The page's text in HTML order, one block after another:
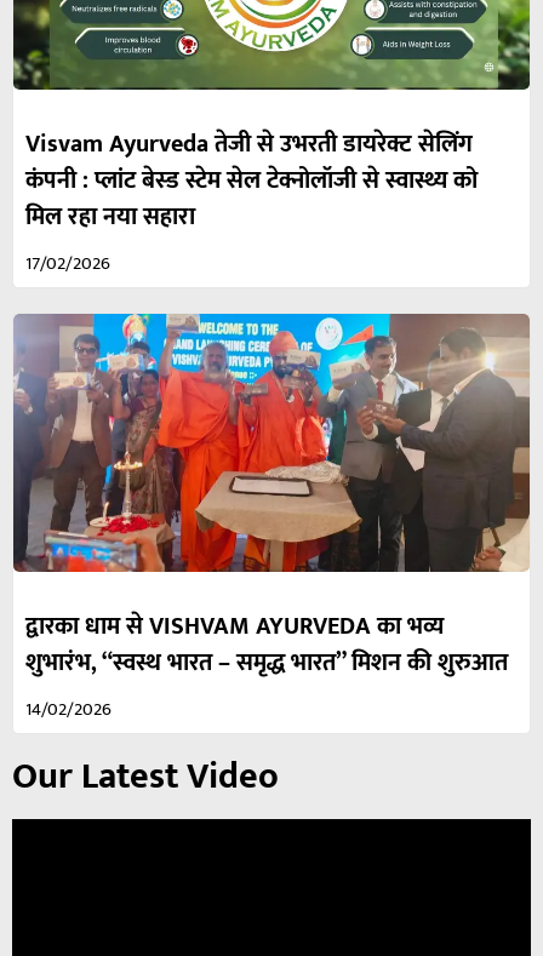
Visvam Ayurveda तेजी से उभरती डायरेक्ट सेलिंग
कंपनी : प्लांट बेस्ड स्टेम सेल टेक्नोलॉजी से स्वास्थ्य को
मिल रहा नया सहारा
17/02/2026
द्वारका धाम से VISHVAM AYURVEDA का भव्य
शुभारंभ, “स्वस्थ भारत – समृद्ध भारत” मिशन की शुरुआत
14/02/2026
Our Latest Video